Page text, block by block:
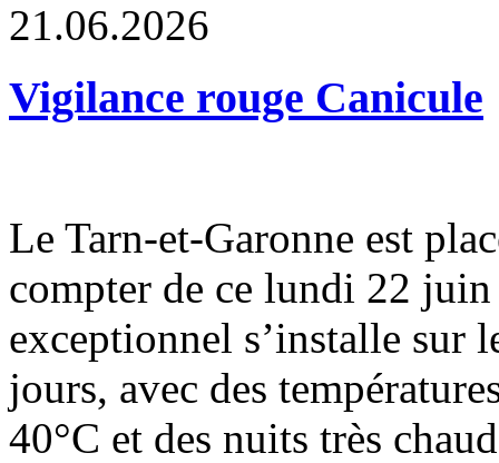
21.06.2026
Vigilance rouge Canicule
Le Tarn-et-Garonne est
compter de ce lundi 22
exceptionnel s’installe sur
jours, avec des
40°C et des nuits très